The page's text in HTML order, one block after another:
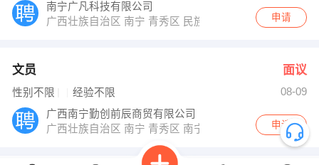
南宁广凡科技有限公司
广西壮族自治区 南宁 青秀区 民族大道12号丽原天际
申请
文员 面议
性别不限 经验不限
08-09
广西南宁勤创前辰商贸有限公司
广西壮族自治区 南宁 青秀区 南宁青秀区民族大道131号
申请